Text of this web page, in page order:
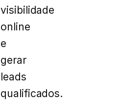
visibilidade
online
e
gerar
leads
qualificados.